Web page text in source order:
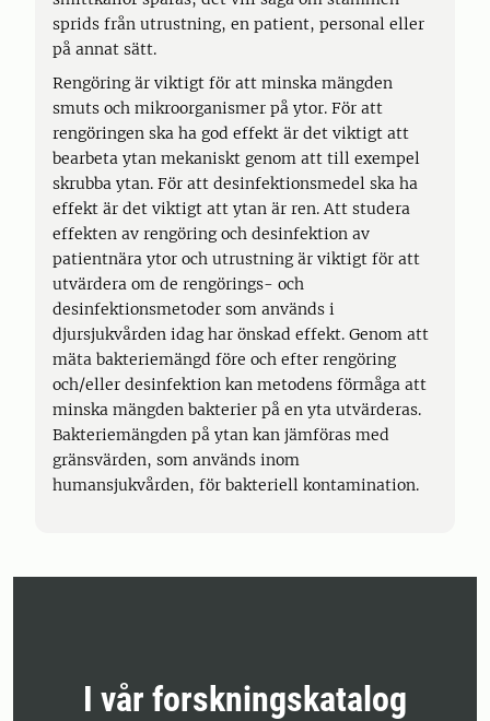
sprids från utrustning, en patient, personal eller
på annat sätt.
Rengöring är viktigt för att minska mängden
smuts och mikroorganismer på ytor. För att
rengöringen ska ha god effekt är det viktigt att
bearbeta ytan mekaniskt genom att till exempel
skrubba ytan. För att desinfektionsmedel ska ha
effekt är det viktigt att ytan är ren. Att studera
effekten av rengöring och desinfektion av
patientnära ytor och utrustning är viktigt för att
utvärdera om de rengörings- och
desinfektionsmetoder som används i
djursjukvården idag har önskad effekt. Genom att
mäta bakteriemängd före och efter rengöring
och/eller desinfektion kan metodens förmåga att
minska mängden bakterier på en yta utvärderas.
Bakteriemängden på ytan kan jämföras med
gränsvärden, som används inom
humansjukvården, för bakteriell kontamination.
I vår forskningskatalog